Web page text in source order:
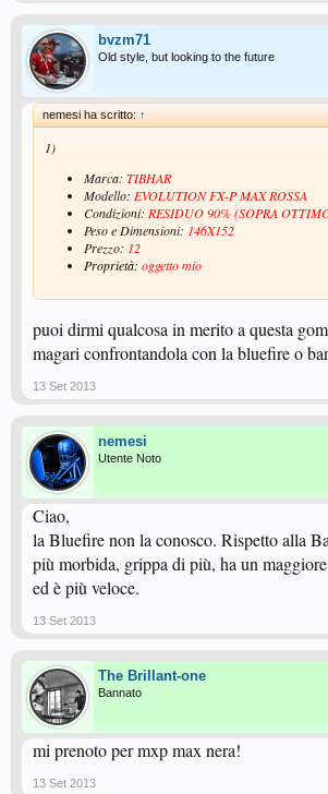
bvzm71
Old style, but looking to the future
nemesi ha scritto: ↑
1)
Marca: TIBHAR
Modello: EVOLUTION FX-P MAX ROSSA
Condizioni: RESIDUO 90% (SOPRA
Peso e Dimensioni: 146X152
Prezzo: 12
Proprietà: oggetto mio
puoi dirmi qualcosa in merito a questa
magari confrontandola con la bluefire o
13 Set 2013
nemesi
Utente Noto
Ciao,
la Bluefire non la conosco. Rispetto alla
più morbida, grippa di più, ha un
ed è più veloce.
13 Set 2013
The Brillant-one
Bannato
mi prenoto per mxp max nera!
13 Set 2013